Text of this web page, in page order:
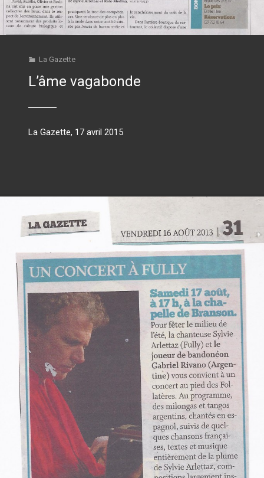
La Gazette
L’âme vagabonde
La Gazette, 17 avril 2015